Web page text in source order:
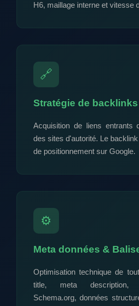
H6, maillage interne et vitesse
🔗
Stratégie de backlinks
Acquisition de liens entrants
des sites d'autorité. Le
de positionnement sur Google.
⚙️
Meta données &
Optimisation technique de
title, meta description,
Schema.org, données